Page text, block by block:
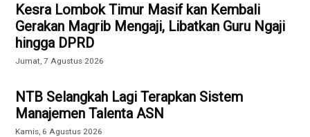
Kesra Lombok Timur Masif kan Kembali
Gerakan Magrib Mengaji, Libatkan Guru Ngaji
hingga DPRD
Jumat, 7 Agustus 2026
NTB Selangkah Lagi Terapkan Sistem
Manajemen Talenta ASN
Kamis, 6 Agustus 2026